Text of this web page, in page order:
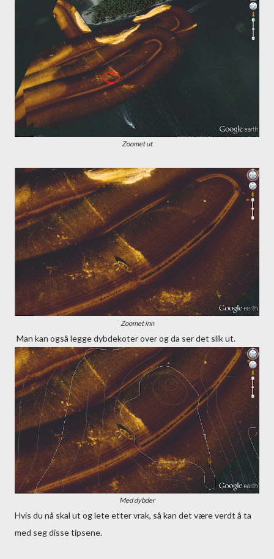
Zoomet ut
Zoomet inn
Man kan også legge dybdekoter over og da ser det slik ut.
Med dybder
Hvis du nå skal ut og lete etter vrak, så kan det være verdt å ta
med seg disse tipsene.